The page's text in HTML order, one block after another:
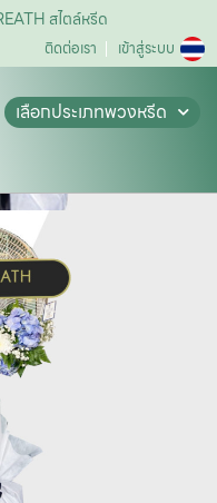
สไตล์หรีด
ติดต่อเรา เข้าสู่ระบบ
เลือกประเภทพวงหรีด